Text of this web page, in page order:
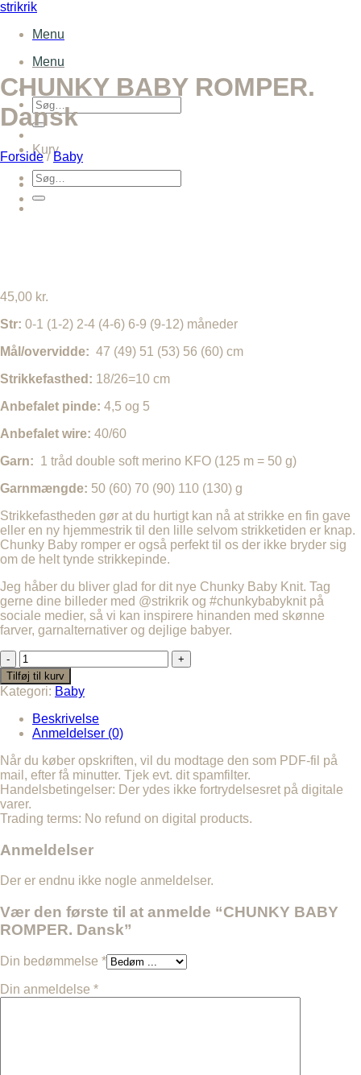
Fortsæt
indhold
strikrik
Menu
Menu
Søg
efter:
Kurv
Søg
efter:
CHUNKY BABY ROMPER.
Dansk
Forside / Baby
45,00 kr.
Str: 0-1 (1-2) 2-4 (4-6) 6-9 (9-12) måneder
Mål/overvidde: 47 (49) 51 (53) 56 (60) cm
Strikkefasthed: 18/26=10 cm
Anbefalet pinde: 4,5 og 5
Anbefalet wire: 40/60
Garn: 1 tråd double soft merino KFO (125 m = 50 g)
Garnmængde: 50 (60) 70 (90) 110 (130) g
Strikkefastheden gør at du hurtigt kan nå at strikke en fin gave
eller en ny hjemmestrik til den lille selvom strikketiden er knap.
Chunky Baby romper er også perfekt til os der ikke bryder sig
om de helt tynde strikkepinde.
Jeg håber du bliver glad for dit nye Chunky Baby Knit. Tag
gerne dine billeder med @strikrik og #chunkybabyknit på
sociale medier, så vi kan inspirere hinanden med skønne
farver, garnalternativer og dejlige babyer.
CHUNKY
BABY
ROMPER.
Dansk
antal
Tilføj til kurv
Kategori: Baby
Beskrivelse
Anmeldelser (0)
Når du køber opskriften, vil du modtage den som PDF-fil på
mail, efter få minutter. Tjek evt. dit spamfilter.
Handelsbetingelser: Der ydes ikke fortrydelsesret på digitale
varer.
Trading terms: No refund on digital products.
Anmeldelser
Der er endnu ikke nogle anmeldelser.
Vær den første til at anmelde “CHUNKY BABY
ROMPER. Dansk”
Din bedømmelse *
Din anmeldelse *